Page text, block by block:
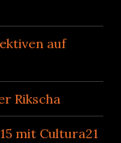
auf
Rikscha
mit Cultura21